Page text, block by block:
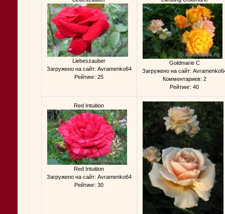
Liebeszauber
Загружено на сайт: Avramenko64
Рейтинг: 25
Goldmarie C
Загружено на сайт:
Комментариев: 2
Рейтинг: 40
Red Intuition
Red Intuition
Загружено на сайт: Avramenko64
Рейтинг: 30